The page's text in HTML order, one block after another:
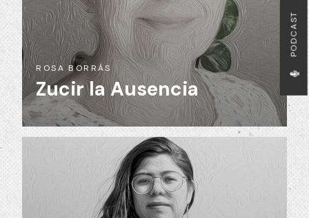
ROSA BORRÁS
Zucir la Ausencia
PODCAST